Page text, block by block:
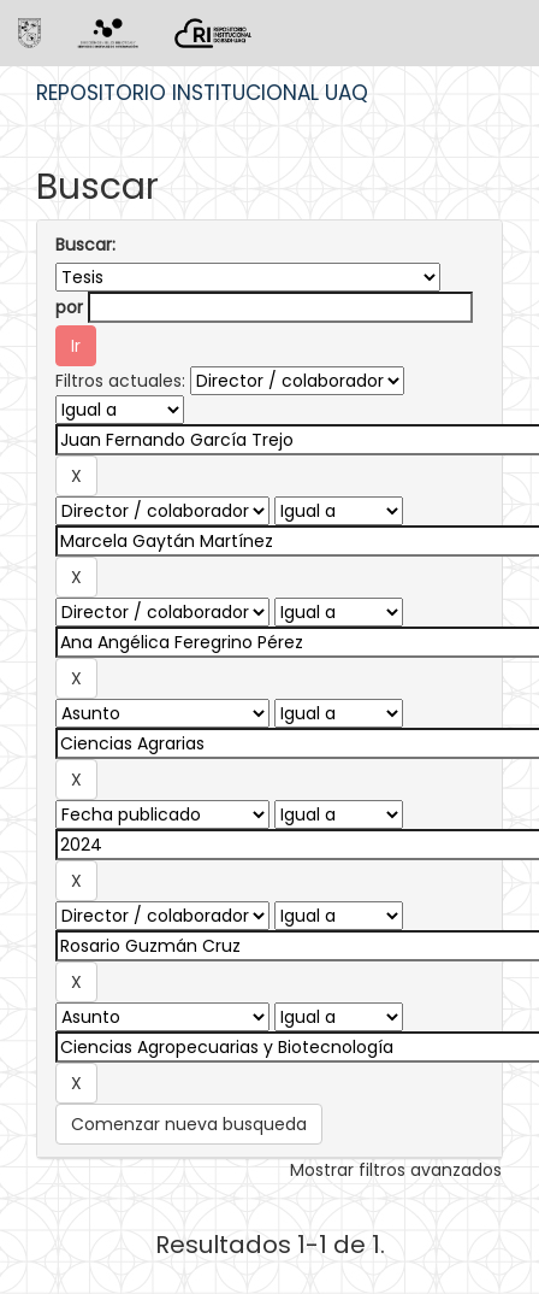
REPOSITORIO INSTITUCIONAL UAQ
Buscar
Buscar:
por
Filtros actuales:
Comenzar nueva busqueda
Mostrar filtros avanzados
Resultados 1-1 de 1.